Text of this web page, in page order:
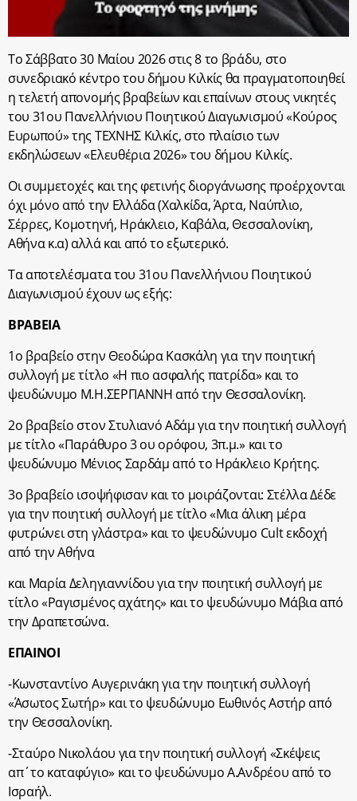
Το Σάββατο 30 Μαίου 2026 στις 8 το βράδυ, στο
συνεδριακό κέντρο του δήμου Κιλκίς θα πραγματοποιηθεί
η τελετή απονομής βραβείων και επαίνων στους νικητές
του 31ου Πανελλήνιου Ποιητικού Διαγωνισμού «Κούρος
Ευρωπού» της ΤΕΧΝΗΣ Κιλκίς, στο πλαίσιο των
εκδηλώσεων «Ελευθέρια 2026» του δήμου Κιλκίς.
Οι συμμετοχές και της φετινής διοργάνωσης προέρχονται
όχι μόνο από την Ελλάδα (Χαλκίδα, Άρτα, Ναύπλιο,
Σέρρες, Κομοτηνή, Ηράκλειο, Καβάλα, Θεσσαλονίκη,
Αθήνα κ.α) αλλά και από το εξωτερικό.
Τα αποτελέσματα του 31ου Πανελλήνιου Ποιητικού
Διαγωνισμού έχουν ως εξής:
ΒΡΑΒΕΙΑ
1ο βραβείο στην Θεοδώρα Κασκάλη για την ποιητική
συλλογή με τίτλο «Η πιο ασφαλής πατρίδα» και το
ψευδώνυμο Μ.Η.ΣΕΡΓΙΑΝΝΗ από την Θεσσαλονίκη.
2ο βραβείο στονΣτυλιανό Αδάμγια την ποιητική συλλογή
με τίτλο «Παράθυρο 3 ου ορόφου, 3π.μ.» και το
ψευδώνυμο Μένιος Σαρδάμ από το Ηράκλειο Κρήτης.
3ο βραβείο ισοψήφισαν και το μοιράζονται: Στέλλα Δέδε
για την ποιητική συλλογή με τίτλο «Μια άλικη μέρα
φυτρώνει στη γλάστρα» και το ψευδώνυμο Cult εκδοχή
από την Αθήνα
και Μαρία Δεληγιαννίδου για την ποιητική συλλογή με
τίτλο «Ραγισμένος αχάτης» και το ψευδώνυμο Μάβια από
την Δραπετσώνα.
ΕΠΑΙΝΟΙ
-Κωνσταντίνο Αυγερινάκη για την ποιητική συλλογή
«Άσωτος Σωτήρ» και το ψευδώνυμο Εωθινός Αστήρ από
την Θεσσαλονίκη.
-Σταύρο Νικολάου για την ποιητική συλλογή «Σκέψεις
απ΄το καταφύγιο» και το ψευδώνυμο Α.Ανδρέου από το
Ισραήλ.